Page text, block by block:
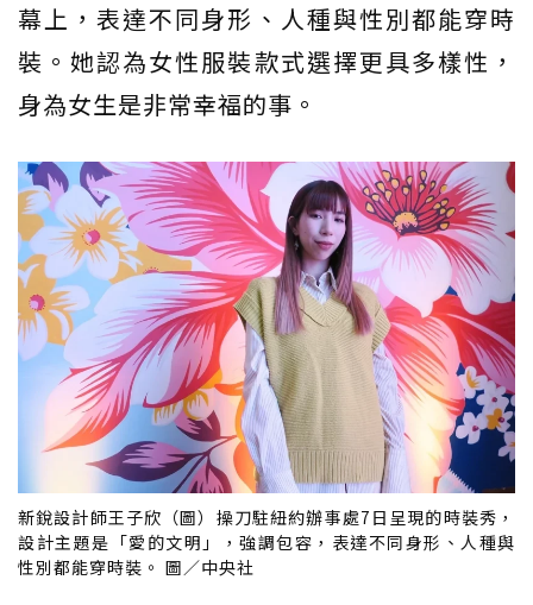
幕上，表達不同身形、人種與性別都能穿時
裝。她認為女性服裝款式選擇更具多樣性，
身為女生是非常幸福的事。
新銳設計師王子欣（圖）操刀駐紐約辦事處7日呈現的時裝秀，
設計主題是「愛的文明」，強調包容，表達不同身形、人種與
性別都能穿時裝。 圖／中央社